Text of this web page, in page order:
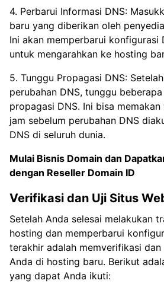
4. Perbarui Informasi DNS:
baru yang diberikan oleh
Ini akan memperbarui konfigurasi
untuk mengarahkan ke hosting
5. Tunggu Propagasi DNS:
perubahan DNS, tunggu
propagasi DNS. Ini bisa
jam sebelum perubahan DNS
DNS di seluruh dunia.
Mulai Bisnis Domain dan
dengan Reseller Domain ID
Verifikasi dan Uji Situs
Setelah Anda selesai melakukan
hosting dan memperbarui
terakhir adalah memverifikasi
Anda di hosting baru. Berikut
yang dapat Anda ikuti: